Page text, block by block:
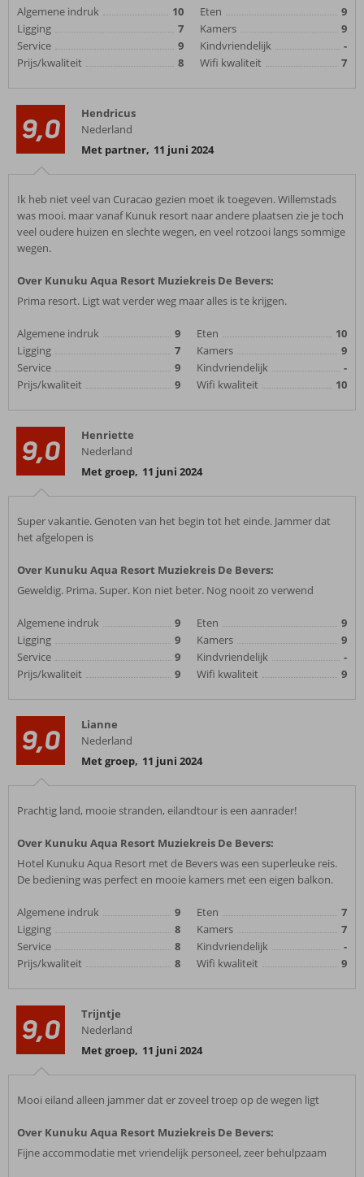
Algemene indruk
10
Ligging
7
Service
9
Prijs/kwaliteit
8
Eten
9
Kamers
9
Kindvriendelijk
-
Wifi kwaliteit
7
9,0
Hendricus
Nederland
Met partner, 11 juni 2024
Ik heb niet veel van Curacao gezien moet ik toegeven. Willemstads
was mooi. maar vanaf Kunuk resort naar andere plaatsen zie je toch
veel oudere huizen en slechte wegen, en veel rotzooi langs sommige
wegen.
Over Kunuku Aqua Resort Muziekreis De Bevers:
Prima resort. Ligt wat verder weg maar alles is te krijgen.
Algemene indruk
9
Ligging
7
Service
9
Prijs/kwaliteit
9
Eten
10
Kamers
9
Kindvriendelijk
-
Wifi kwaliteit
10
9,0
Henriette
Nederland
Met groep, 11 juni 2024
Super vakantie. Genoten van het begin tot het einde. Jammer dat
het afgelopen is
Over Kunuku Aqua Resort Muziekreis De Bevers:
Geweldig. Prima. Super. Kon niet beter. Nog nooit zo verwend
Algemene indruk
9
Ligging
9
Service
9
Prijs/kwaliteit
9
Eten
9
Kamers
9
Kindvriendelijk
-
Wifi kwaliteit
9
9,0
Lianne
Nederland
Met groep, 11 juni 2024
Prachtig land, mooie stranden, eilandtour is een aanrader!
Over Kunuku Aqua Resort Muziekreis De Bevers:
Hotel Kunuku Aqua Resort met de Bevers was een superleuke reis.
De bediening was perfect en mooie kamers met een eigen balkon.
Algemene indruk
9
Ligging
8
Service
8
Prijs/kwaliteit
8
Eten
7
Kamers
7
Kindvriendelijk
-
Wifi kwaliteit
9
9,0
Trijntje
Nederland
Met groep, 11 juni 2024
Mooi eiland alleen jammer dat er zoveel troep op de wegen ligt
Over Kunuku Aqua Resort Muziekreis De Bevers:
Fijne accommodatie met vriendelijk personeel, zeer behulpzaam